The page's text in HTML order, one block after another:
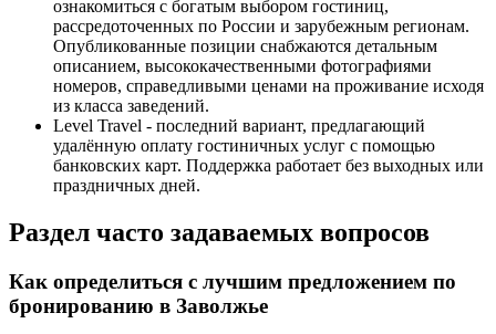
ознакомиться с богатым выбором гостиниц,
рассредоточенных по России и зарубежным регионам.
Опубликованные позиции снабжаются детальным
описанием, высококачественными фотографиями
номеров, справедливыми ценами на проживание исходя
из класса заведений.
Level Travel - последний вариант, предлагающий
удалённую оплату гостиничных услуг с помощью
банковских карт. Поддержка работает без выходных или
праздничных дней.
Раздел часто задаваемых вопросов
Как определиться с лучшим предложением по
бронированию в Заволжье